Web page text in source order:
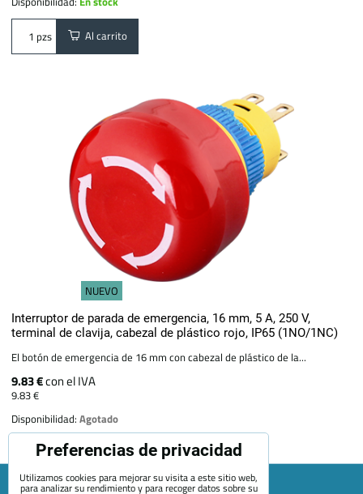
pzs Al carrito
NUEVO
Interruptor de parada de emergencia, 16 mm, 5 A, 250 V,
terminal de clavija, cabezal de plástico rojo, IP65 (1NO/1NC)
El botón de emergencia de 16 mm con cabezal de plástico de la...
9.83 €con el IVA
9.83 €
Disponibilidad:Agotado
Preferencias de privacidad
Utilizamos cookies para mejorar su visita a este sitio web,
para analizar su rendimiento y para recoger datos sobre su